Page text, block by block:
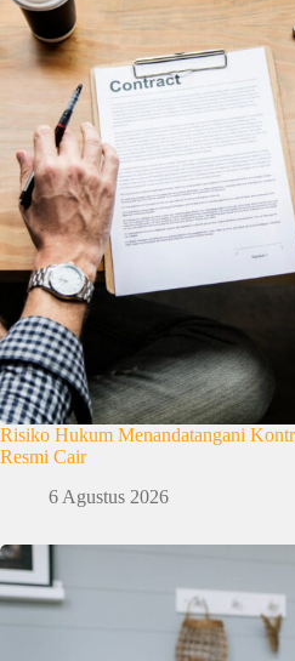
Risiko Hukum Menandatangani
Resmi Cair
6 Agustus 2026